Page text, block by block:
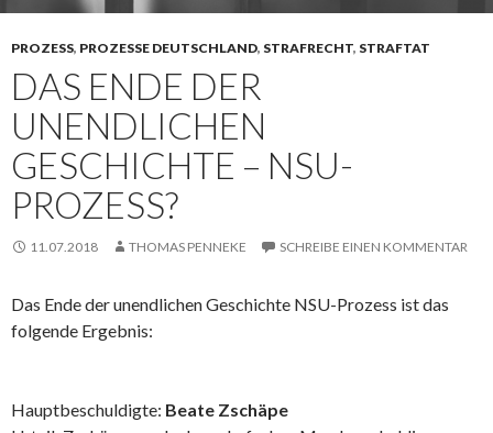
PROZESS, PROZESSE DEUTSCHLAND, STRAFRECHT, STRAFTAT
DAS ENDE DER
UNENDLICHEN
GESCHICHTE – NSU-
PROZESS?
11.07.2018 THOMAS PENNEKE SCHREIBE EINEN KOMMENTAR
Das Ende der unendlichen Geschichte NSU-Prozess ist das
folgende Ergebnis:
Hauptbeschuldigte: Beate Zschäpe